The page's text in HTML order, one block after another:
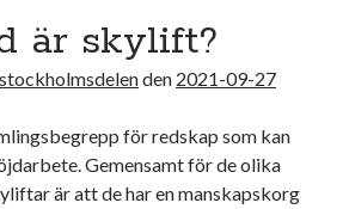
rent
är skylift?
stockholmsdelenden 2021-09-27
för redskap som kan
Gemensamt för de olika
är att de har en manskapskorg